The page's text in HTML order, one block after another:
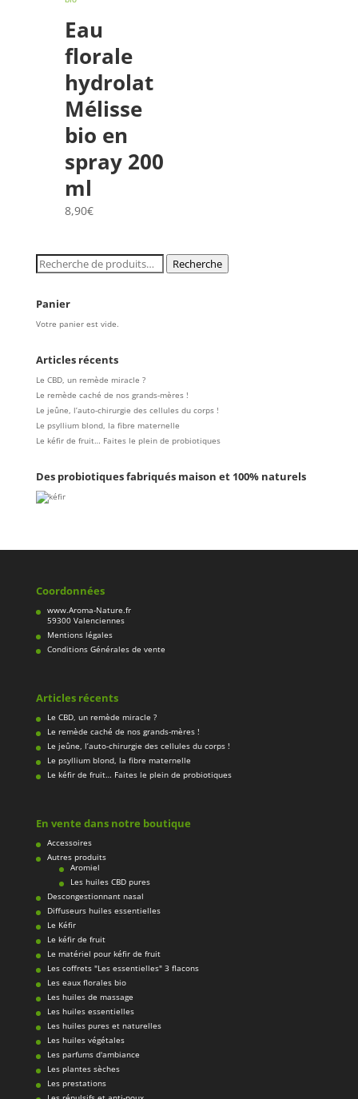
Eau
florale
hydrolat
Mélisse
bio en
spray 200
ml
8,90€
Recherche
pour :
Recherche
Panier
Votre panier est vide.
Articles récents
Le CBD, un remède miracle ?
Le remède caché de nos grands-mères !
Le jeûne, l’auto-chirurgie des cellules du corps !
Le psyllium blond, la fibre maternelle
Le kéfir de fruit… Faites le plein de probiotiques
Des probiotiques fabriqués maison et 100% naturels
Coordonnées
www.Aroma-Nature.fr
59300 Valenciennes
Mentions légales
Conditions Générales de vente
Articles récents
Le CBD, un remède miracle ?
Le remède caché de nos grands-mères !
Le jeûne, l’auto-chirurgie des cellules du corps !
Le psyllium blond, la fibre maternelle
Le kéfir de fruit… Faites le plein de probiotiques
En vente dans notre boutique
Accessoires
Autres produits
Aromiel
Les huiles CBD pures
Descongestionnant nasal
Diffuseurs huiles essentielles
Le Kéfir
Le kéfir de fruit
Le matériel pour kéfir de fruit
Les coffrets "Les essentielles" 3 flacons
Les eaux florales bio
Les huiles de massage
Les huiles essentielles
Les huiles pures et naturelles
Les huiles végétales
Les parfums d'ambiance
Les plantes sèches
Les prestations